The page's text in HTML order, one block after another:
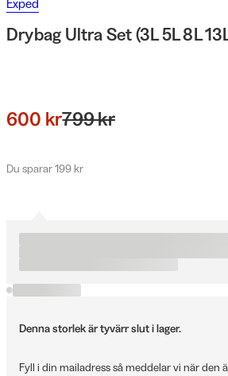
Exped
Drybag Ultra Set (3L 5L 8L
600 kr799 kr
Du sparar 199 kr
Denna storlek är tyvärr slut i lager.
Fyll i din mailadress så meddelar vi när den